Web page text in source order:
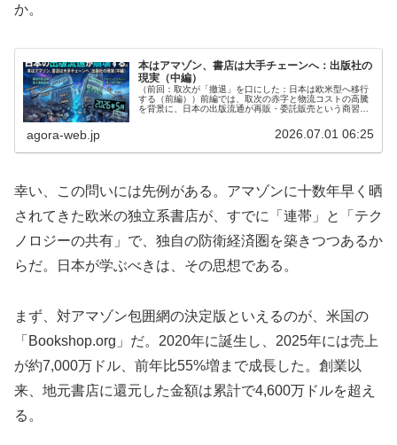
か。
本はアマゾン、書店は大手チェーンへ：出版社の
現実（中編）
（前回：取次が「撤退」を口にした：日本は欧米型へ移行
する（前編））前編では、取次の赤字と物流コストの高騰
を背景に、日本の出版流通が再販・委託販売という商習慣
に来ていることを論じた。だが、移...
agora-web.jp 2026.07.01 06:25
幸い、この問いには先例がある。アマゾンに十数年早く晒
されてきた欧米の独立系書店が、すでに「連帯」と「テク
ノロジーの共有」で、独自の防衛経済圏を築きつつあるか
らだ。日本が学ぶべきは、その思想である。
まず、対アマゾン包囲網の決定版といえるのが、米国の
「Bookshop.org」だ。2020年に誕生し、2025年には売上
が約7,000万ドル、前年比55%増まで成長した。創業以
来、地元書店に還元した金額は累計で4,600万ドルを超え
る。